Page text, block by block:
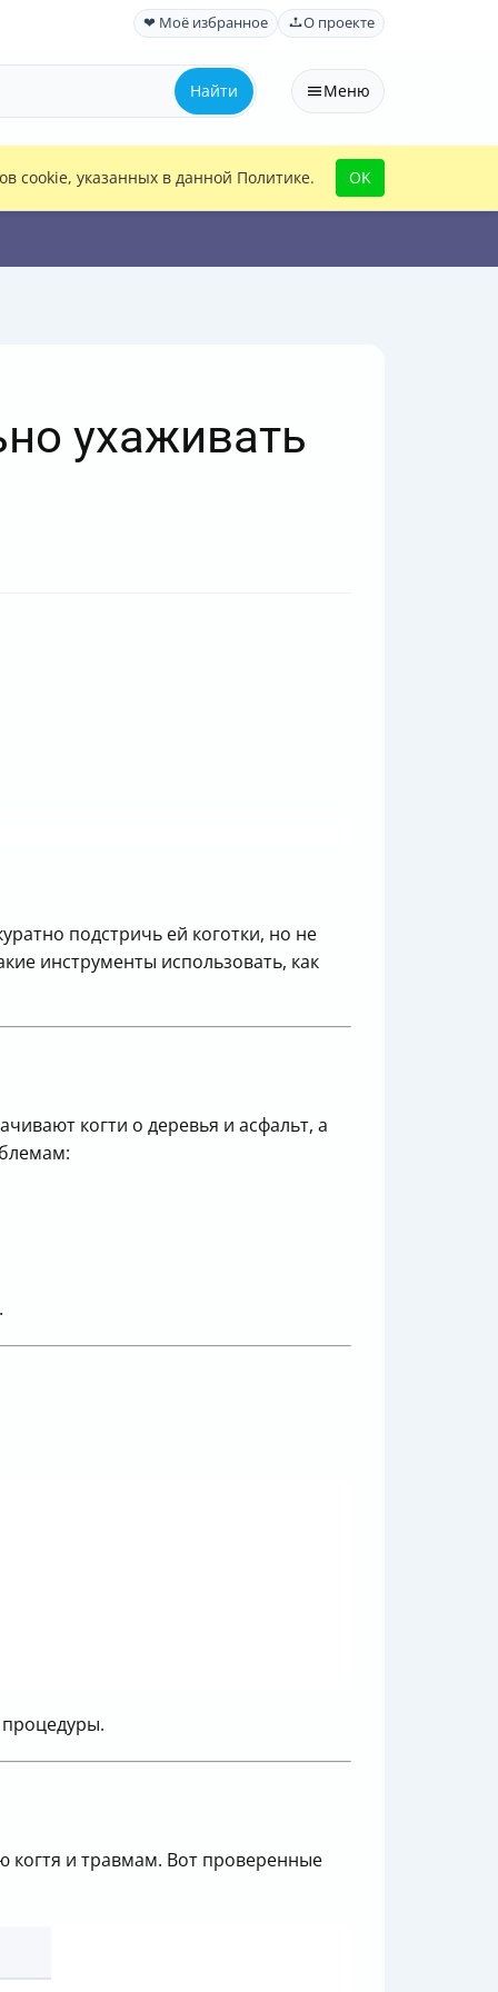
❤ Моё избранное О проекте
Найти Меню
cookie, указанных в данной Политике. OK
ухаживать
подстричь ей коготки, но не
инструменты использовать, как
когти о деревья и асфальт, а
когтя и травмам. Вот проверенные